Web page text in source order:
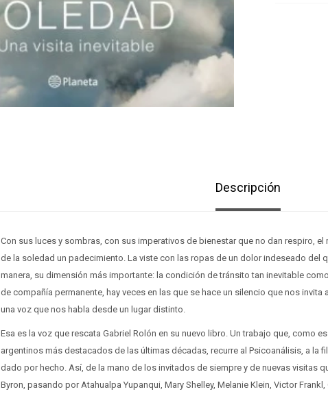
Descripción
Con sus luces y sombras, con sus imperativos de bienestar que no dan respiro,
de la soledad un padecimiento. La viste con las ropas de un dolor indeseado del
manera, su dimensión más importante: la condición de tránsito tan inevitable
de compañía permanente, hay veces en las que se hace un silencio que nos
una voz que nos habla desde un lugar distinto.
Esa es la voz que rescata Gabriel Rolón en su nuevo libro. Un trabajo que, como
argentinos más destacados de las últimas décadas, recurre al Psicoanálisis, a la
dado por hecho. Así, de la mano de los invitados de siempre y de nuevas visitas
Byron, pasando por Atahualpa Yupanqui, Mary Shelley, Melanie Klein, Victor Frankl,